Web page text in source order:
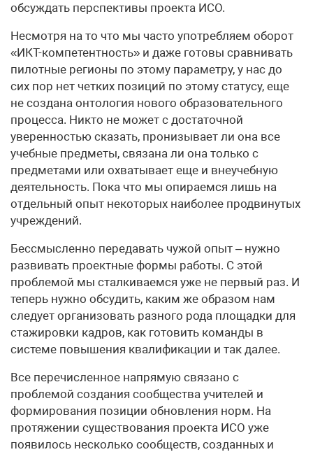
обсуждать перспективы проекта ИСО.
Несмотря на то что мы часто употребляем оборот
«ИКТ-компетентность» и даже готовы сравнивать
пилотные регионы по этому параметру, у нас до
сих пор нет четких позиций по этому статусу, еще
не создана онтология нового образовательного
процесса. Никто не может с достаточной
уверенностью сказать, пронизывает ли она все
учебные предметы, связана ли она только с
предметами или охватывает еще и внеучебную
деятельность. Пока что мы опираемся лишь на
отдельный опыт некоторых наиболее продвинутых
учреждений.
Бессмысленно передавать чужой опыт – нужно
развивать проектные формы работы. С этой
проблемой мы сталкиваемся уже не первый раз. И
теперь нужно обсудить, каким же образом нам
следует организовать разного рода площадки для
стажировки кадров, как готовить команды в
системе повышения квалификации и так далее.
Все перечисленное напрямую связано с
проблемой создания сообщества учителей и
формирования позиции обновления норм. На
протяжении существования проекта ИСО уже
появилось несколько сообществ, созданных и